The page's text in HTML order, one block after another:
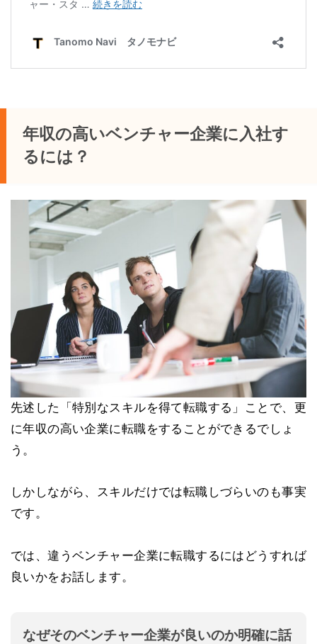
年収の高いベンチャー企業に入社す
るには？
先述した「特別なスキルを得て転職する」ことで、更
に年収の高い企業に転職をすることができるでしょ
う。
しかしながら、スキルだけでは転職しづらいのも事実
です。
では、違うベンチャー企業に転職するにはどうすれば
良いかをお話します。
なぜそのベンチャー企業が良いのか明確に話